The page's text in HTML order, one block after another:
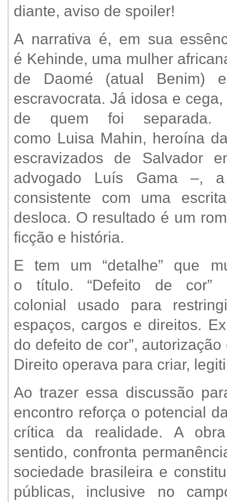
diante, aviso de spoiler!
A narrativa é, em sua
é Kehinde, uma mulher
de Daomé (atual Benim)
escravocrata. Já idosa e
de quem foi separada.
como Luisa Mahin, heroína
escravizados de Salvador
advogado Luís Gama –,
consistente com uma
desloca. O resultado é um
ficção e história.
E tem um “detalhe” que
o título. “Defeito de
colonial usado para
espaços, cargos e direitos.
do defeito de cor”,
Direito operava para criar,
Ao trazer essa discussão
encontro reforça o potencial
crítica da realidade. A
sentido, confronta
sociedade brasileira e
públicas, inclusive no